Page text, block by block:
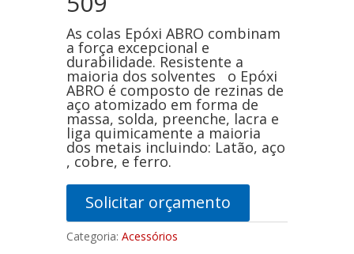
As colas Epóxi ABRO combinam
a força excepcional e
durabilidade. Resistente a
maioria dos solventes o Epóxi
ABRO é composto de rezinas de
aço atomizado em forma de
massa, solda, preenche, lacra e
liga quimicamente a maioria
dos metais incluindo: Latão, aço
, cobre, e ferro.
Solicitar orçamento
Categoria: Acessórios